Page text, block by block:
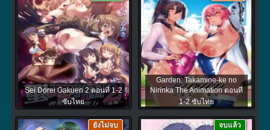
Sei Dorei Gakuen 2 ตอนที่ 1-2
ซับไทย
Garden: Takamine-ke no
Nirinka The Animation ตอนที่
1-2 ซับไทย
ยังไม่จบ จบแล้ว